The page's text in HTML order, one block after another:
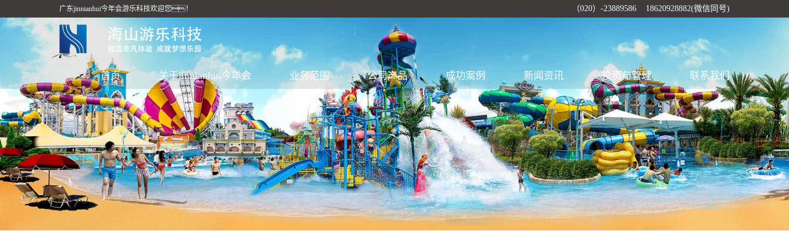
广东jinnianhui今年会游乐科技欢迎您！ （020）-23889586 18620928882(微信同号)
首页 关于jinnianhui今年会 业务范围 公司产品 成功案例 新闻资讯 投资与管理 联系我们